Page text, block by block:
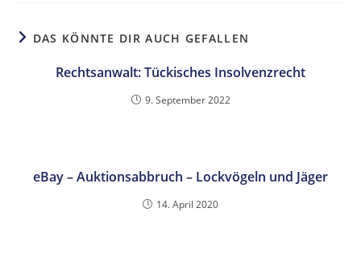
DAS KÖNNTE DIR AUCH GEFALLEN
Rechtsanwalt: Tückisches Insolvenzrecht
9. September 2022
eBay – Auktionsabbruch – Lockvögeln und Jäger
14. April 2020